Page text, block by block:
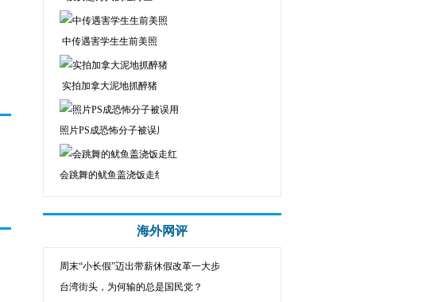
中传遇害学生生前美照
实拍加拿大泥地抓醉猪
照片PS成恐怖分子被误用
会跳舞的鱿鱼盖浇饭走红
海外网评
周末“小长假”迈出带薪休假改革一大步
台湾街头，为何输的总是国民党？